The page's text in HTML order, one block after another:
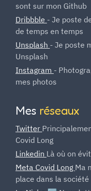
sont sur mon Github
Dribbble - Je poste
de temps en temps
Unsplash - Je poste
Unsplash
Instagram -
mes photos
Mes réseaux
Twitter
Covid Long
Linkedin Là où on
Meta Covid Long Ma
place dans la société